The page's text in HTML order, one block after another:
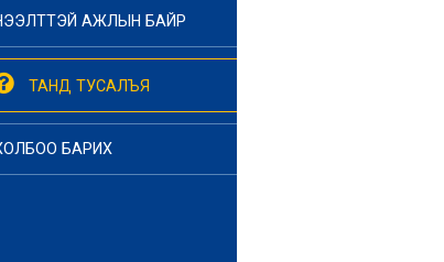
АЖЛЫН БАЙР
ТАНД ТУСАЛЪЯ
БАРИХ